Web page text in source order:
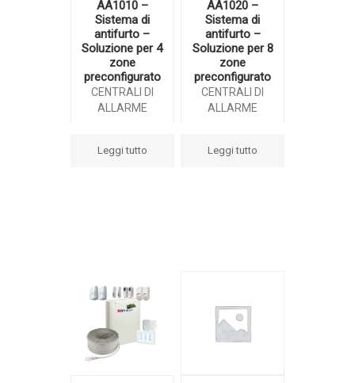
AA1010 –
Sistema di
antifurto –
Soluzione per 4
zone
preconfigurato
CENTRALI DI
ALLARME
Leggi tutto
AA1020 –
Sistema di
antifurto –
Soluzione per 8
zone
preconfigurato
CENTRALI DI
ALLARME
Leggi tutto